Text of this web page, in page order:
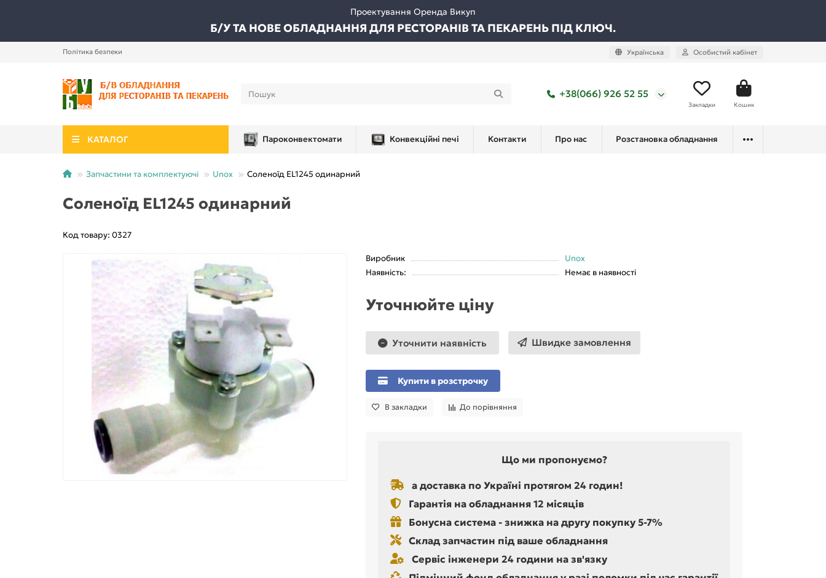
Проектування Оренда Викуп
Б/У ТА НОВЕ ОБЛАДНАННЯ ДЛЯ РЕСТОРАНІВ ТА ПЕКАРЕНЬ ПІД КЛЮЧ.
Політика безпеки Українська Особистий кабінет
+38(066) 926 52 55
Закладки Кошик
КАТАЛОГ Пароконвектомати Конвекційні печі Контакти Про нас Розстановка обладнання
Запчастини та комплектуючі Unox Соленоїд EL1245 одинарний
Соленоїд EL1245 одинарний
Код товару: 0327
Виробник
Unox
Наявність:
Немає в наявності
Уточнюйте ціну
Уточнити наявність Швидке замовлення
Купити в розстрочку
В закладки До порівняння
Що ми пропонуємо?
а доставка по Україні протягом 24 годин!
Гарантія на обладнання 12 місяців
Бонусна система - знижка на другу покупку 5-7%
Склад запчастин під ваше обладнання
Сервіс інженери 24 години на зв'язку